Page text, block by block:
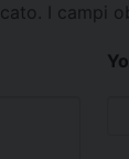
I campi